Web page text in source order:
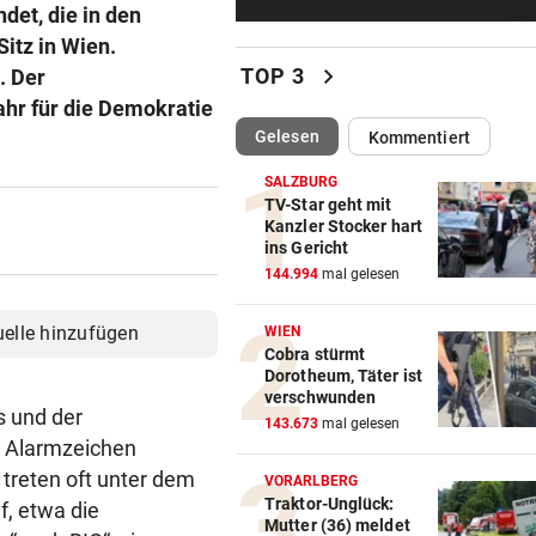
die in den
in Wien.
Der
für die Demokratie
hinzufügen
und der
treten oft unter dem
etwa die
Statement! FIFA wittert
gegen Infantino
Die große Kunst, richtig
sein
DAS SAGT PARTEICHEF
Trotz Babler-Streit: „SPÖ
OÖ zulegen“
„Diese Menschen dürfen
vergessen“
„HOT GIRL SUMMER“
Diese Filme sind perfekt für
Mädelsabend
TOP 3 chevron_right
Gelesen(ausgewählt)Kommentiert
SALZBURG
TV-Star geht mit
Kanzler Stocker hart
ins Gericht
144.994 mal gelesen
WIEN
Cobra stürmt
Dorotheum, Täter ist
verschwunden
143.673 mal gelesen
VORARLBERG
Traktor-Unglück:
Mutter (36) meldet